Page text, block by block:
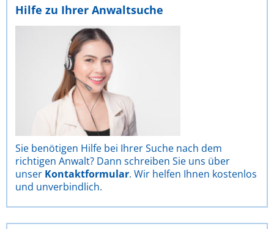
Hilfe zu Ihrer Anwaltsuche
Sie benötigen Hilfe bei Ihrer Suche nach dem
richtigen Anwalt? Dann schreiben Sie uns über
unser Kontaktformular. Wir helfen Ihnen kostenlos
und unverbindlich.